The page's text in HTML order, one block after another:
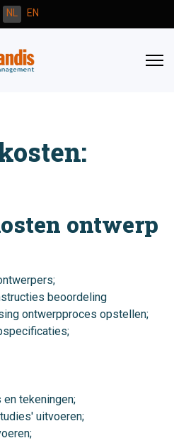
Selecteer de taal
NL EN
ontwerp
beoordeling
ontwerpproces opstellen;
tekeningen;
uitvoeren;